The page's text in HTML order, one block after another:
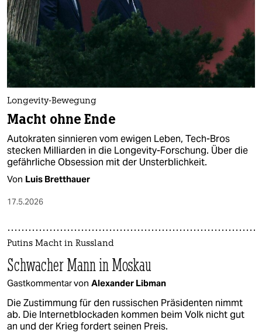
epaper login
Longevity-Bewegung
Macht ohne Ende
Autokraten sinnieren vom ewigen Leben, Tech-Bros
stecken Milliarden in die Longevity-Forschung. Über die
gefährliche Obsession mit der Unsterblichkeit.
Von Luis Bretthauer
17.5.2026
Putins Macht in Russland
Schwacher Mann in Moskau
Gastkommentar von Alexander Libman
Die Zustimmung für den russischen Präsidenten nimmt
ab. Die Internetblockaden kommen beim Volk nicht gut
an und der Krieg fordert seinen Preis.